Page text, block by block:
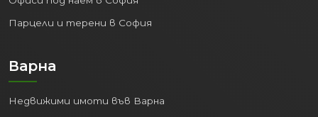
Св. Св. Константин и Елена) и
богатият културен живот
утвърждава като водещ център за
Парцели и терени в София
Варна
Недвижими имоти във Варна